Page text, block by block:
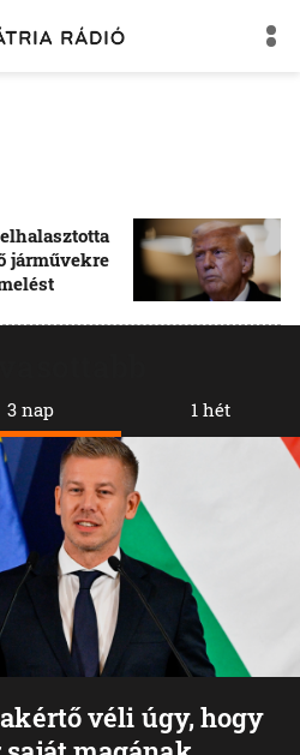
járművekre
3 nap
véli úgy, hogy
1 hét